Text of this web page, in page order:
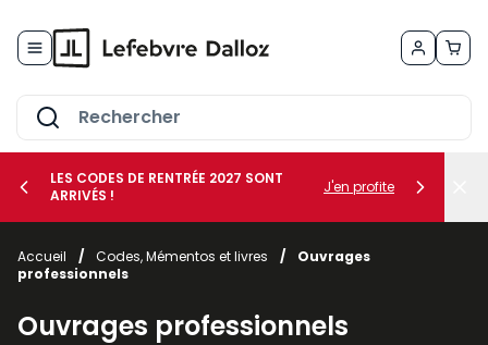
le sous-menu Vos métiers
LES CODES DE RENTRÉE 2027 SONT
ARRIVÉS !
J'en profite
Accueil / Codes, Mémentos et livres /
Ouvrages
professionnels
Ouvrages professionnels